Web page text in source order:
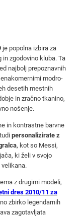
je popolna izbira za
zgodovino kluba. Ta
najbolj prepoznavnih
modro-
desetih mestnih
in zračno tkanino,
nošenje.
in kontrastne barvne
personalizirate z
, kot so Messi,
ki želi v svojo
z drugimi modeli,
dres 2010/11 za
zbirko legendarnih
zagotavljata